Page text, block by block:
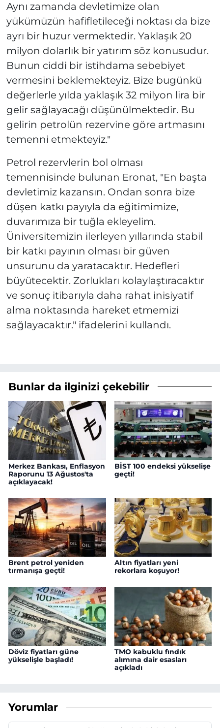
Aynı zamanda devletimize olan
yükümüzün hafifletileceği noktası da bize
ayrı bir huzur vermektedir. Yaklaşık 20
milyon dolarlık bir yatırım söz konusudur.
Bunun ciddi bir istihdama sebebiyet
vermesini beklemekteyiz. Bize bugünkü
değerlerle yılda yaklaşık 32 milyon lira bir
gelir sağlayacağı düşünülmektedir. Bu
gelirin petrolün rezervine göre artmasını
temenni etmekteyiz."
Petrol rezervlerin bol olması
temennisinde bulunan Eronat, "En başta
devletimiz kazansın. Ondan sonra bize
düşen katkı payıyla da eğitimimize,
duvarımıza bir tuğla ekleyelim.
Üniversitemizin ilerleyen yıllarında stabil
bir katkı payının olması bir güven
unsurunu da yaratacaktır. Hedefleri
büyütecektir. Zorlukları kolaylaştıracaktır
ve sonuç itibarıyla daha rahat inisiyatif
alma noktasında hareket etmemizi
sağlayacaktır." ifadelerini kullandı.
Bunlar da ilginizi çekebilir
Merkez Bankası, Enflasyon
Raporunu 13 Ağustos'ta
açıklayacak!
BİST 100 endeksi yükselişe
geçti!
Brent petrol yeniden
tırmanışa geçti!
Altın fiyatları yeni
rekorlara koşuyor!
Döviz fiyatları güne
yükselişle başladı!
TMO kabuklu fındık
alımına dair esasları
açıkladı
Yorumlar